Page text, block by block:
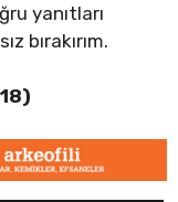
yanıtları
bırakırım.